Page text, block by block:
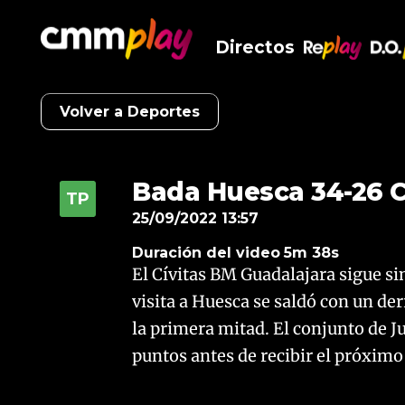
Directos
Volver a Deportes
Bada Huesca 34-26
25/09/2022 13:57
Duración del video 5m 38s
El Cívitas BM Guadalajara sigue
visita a Huesca se saldó con un
la primera mitad. El conjunto de
puntos antes de recibir el próximo